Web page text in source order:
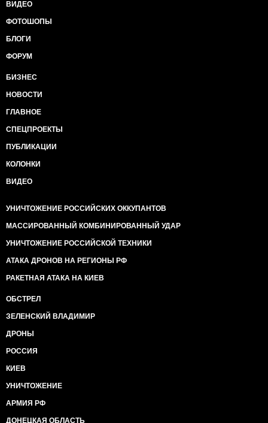
ВИДЕО
ФОТОШОПЫ
БЛОГИ
ФОРУМ
БИЗНЕС
НОВОСТИ
ГЛАВНОЕ
СПЕЦПРОЕКТЫ
ПУБЛИКАЦИИ
КОЛОНКИ
ВИДЕО
УНИЧТОЖЕНИЕ РОССИЙСКИХ ОККУПАНТОВ
МАССИРОВАННЫЙ КОМБИНИРОВАННЫЙ УДАР
УНИЧТОЖЕНИЕ РОССИЙСКОЙ ТЕХНИКИ
АТАКА ДРОНОВ НА РЕГИОНЫ РФ
РАКЕТНАЯ АТАКА НА КИЕВ
ОБСТРЕЛ
ЗЕЛЕНСКИЙ ВЛАДИМИР
ДРОНЫ
РОССИЯ
КИЕВ
УНИЧТОЖЕНИЕ
АРМИЯ РФ
ДОНЕЦКАЯ ОБЛАСТЬ